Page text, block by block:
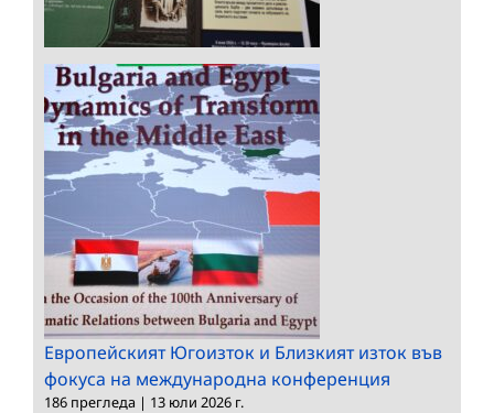
Европейският Югоизток и Близкият изток във
фокуса на международна конференция
186 прегледа | 13 юли 2026 г.